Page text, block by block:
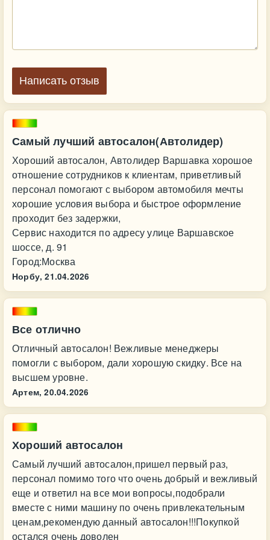
Самый лучший автосалон(Автолидер)
Хороший автосалон, Автолидер Варшавка хорошое
отношение сотрудников к клиентам, приветливый
персонал помогают с выбором автомобиля мечты
хорошие условия выбора и быстрое оформление
проходит без задержки,
Сервис находится по адресу улице Варшавское
шоссе, д. 91
Город:Москва
Норбу, 21.04.2026
Все отлично
Отличный автосалон! Вежливые менеджеры
помогли с выбором, дали хорошую скидку. Все на
высшем уровне.
Артем, 20.04.2026
Хороший автосалон
Самый лучший автосалон,пришел первый раз,
персонал помимо того что очень добрый и вежливый
еще и ответил на все мои вопросы,подобрали
вместе с ними машину по очень привлекательным
ценам,рекомендую данный автосалон!!!Покупкой
остался очень доволен
Написать отзыв